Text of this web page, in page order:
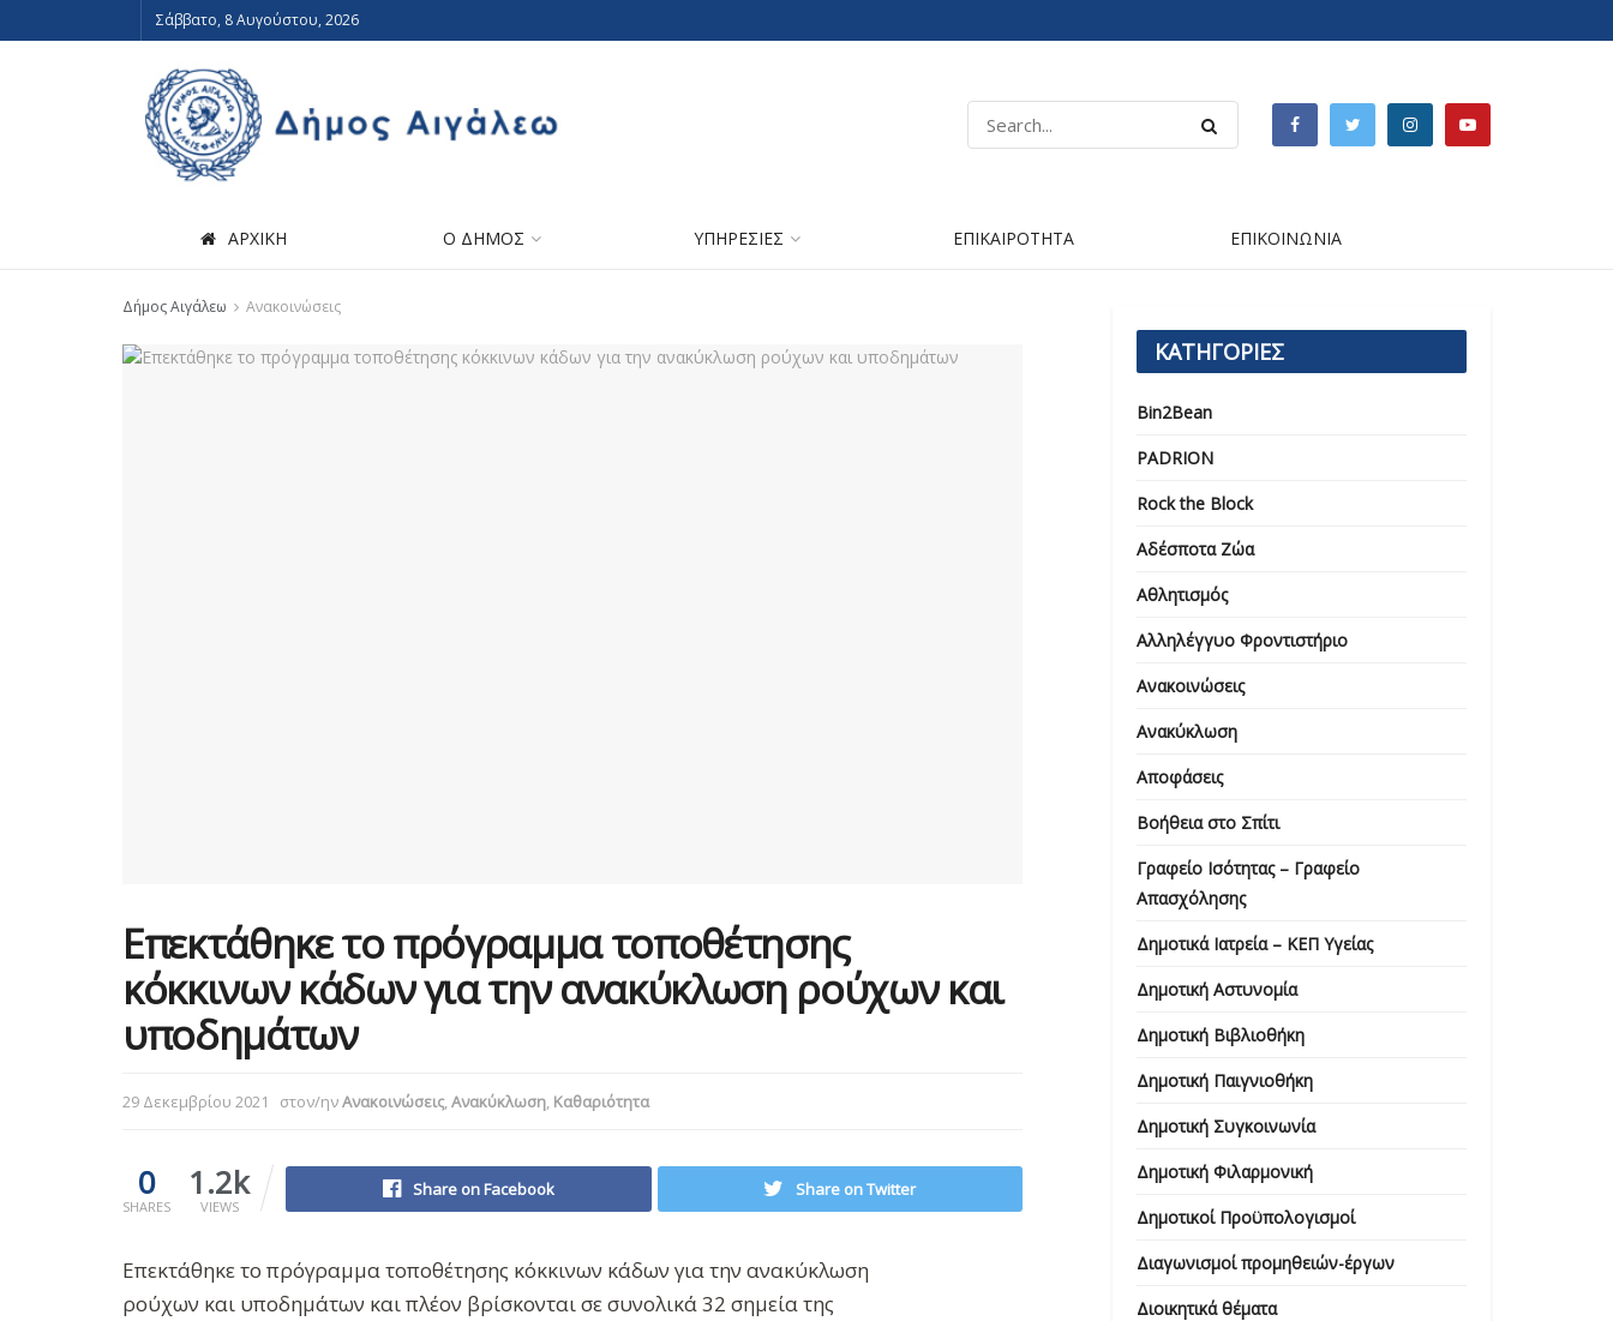
Σάββατο, 8 Αυγούστου, 2026
ΑΡΧΙΚΗ Ο ΔΗΜΟΣ ΥΠΗΡΕΣΙΕΣ ΕΠΙΚΑΙΡΟΤΗΤΑ ΕΠΙΚΟΙΝΩΝΙΑ
Δήμος Αιγάλεω Ανακοινώσεις
Επεκτάθηκε το πρόγραμμα τοποθέτησης
κόκκινων κάδων για την ανακύκλωση ρούχων και
υποδημάτων
29 Δεκεμβρίου 2021 στον/ηνΑνακοινώσεις,Ανακύκλωση, Καθαριότητα
0
SHARES
1.2k
VIEWS
Share on Facebook Share on Twitter
Επεκτάθηκε το πρόγραμμα τοποθέτησης κόκκινων κάδων για την ανακύκλωση
ρούχων και υποδημάτων και πλέον βρίσκονται σε συνολικά 32 σημεία της
ΚΑΤΗΓΟΡΙΕΣ
Bin2Bean
PADRION
Rock the Block
Αδέσποτα Ζώα
Αθλητισμός
Αλληλέγγυο Φροντιστήριο
Ανακοινώσεις
Ανακύκλωση
Αποφάσεις
Βοήθεια στο Σπίτι
Γραφείο Ισότητας – Γραφείο
Απασχόλησης
Δημοτικά Ιατρεία – ΚΕΠ Υγείας
Δημοτική Αστυνομία
Δημοτική Βιβλιοθήκη
Δημοτική Παιγνιοθήκη
Δημοτική Συγκοινωνία
Δημοτική Φιλαρμονική
Δημοτικοί Προϋπολογισμοί
Διαγωνισμοί προμηθειών-έργων
Διοικητικά θέματα